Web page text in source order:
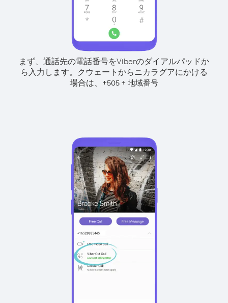
まず、通話先の電話番号をViberのダイアルパッドか
ら入力します。 クウェートからニカラグアにかける
場合は、 +505 + 地域番号